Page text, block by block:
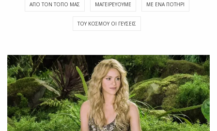
ΑΠΌ ΤΟΝ ΤΌΠΟ ΜΑΣ ΜΑΓΕΙΡΕΎΟΥΜΕ ΜΕ ΈΝΑ ΠΟΤΉΡΙ
ΤΟΥ ΚΌΣΜΟΥ ΟΙ ΓΕΎΣΕΙΣ